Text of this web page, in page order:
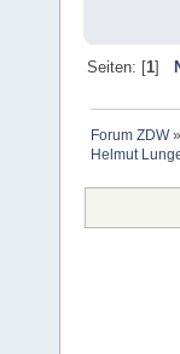
Seiten: [1]
Forum ZDW»
Helmut